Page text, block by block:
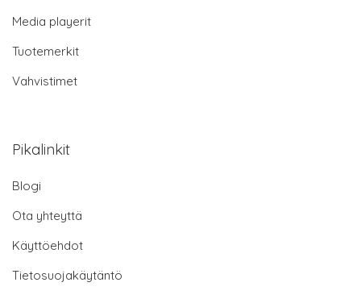
Media playerit
Tuotemerkit
Vahvistimet
Pikalinkit
Blogi
Ota yhteyttä
Käyttöehdot
Tietosuojakäytäntö